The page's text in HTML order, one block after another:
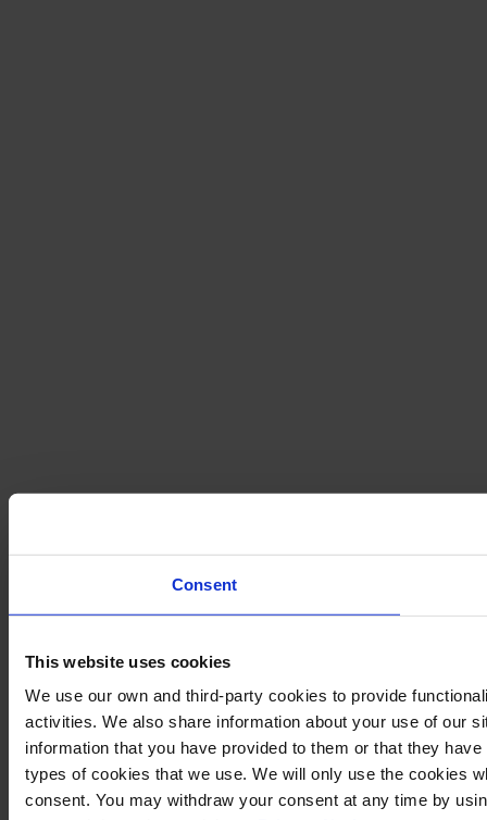
Consent
This website uses cookies
We use our own and third-party cookies to provide
activities. We also share information about your use of our
information that you have provided to them or that they
types of cookies that we use. We will only use the cookies
consent. You may withdraw your consent at any time by